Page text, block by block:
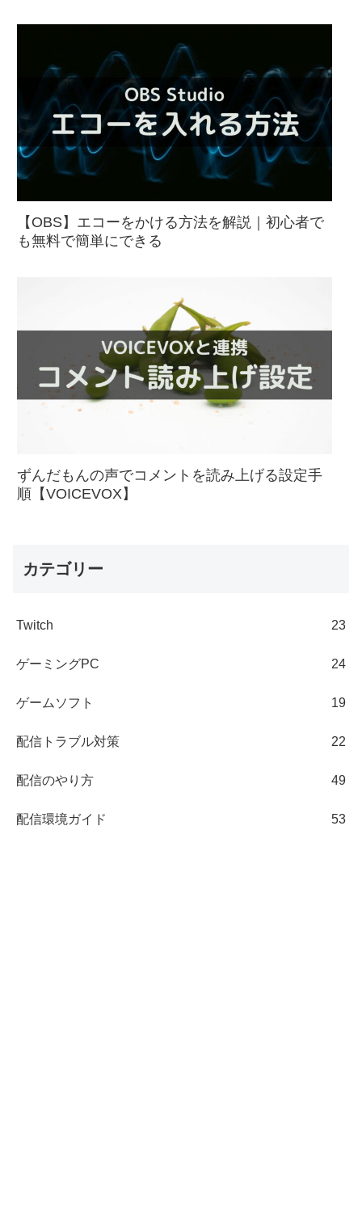
【OBS】エコーをかける方法を解説｜初心者で
も無料で簡単にできる
ずんだもんの声でコメントを読み上げる設定手
順【VOICEVOX】
カテゴリー
Twitch 23
ゲーミングPC 24
ゲームソフト 19
配信トラブル対策 22
配信のやり方 49
配信環境ガイド 53